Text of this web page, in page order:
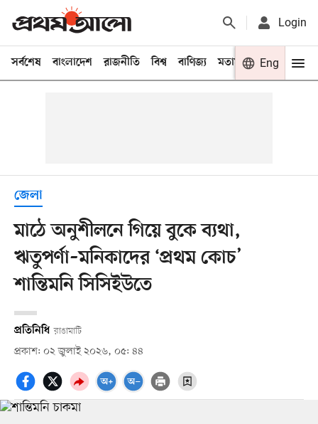
Login
সর্বশেষ বাংলাদেশ রাজনীতি বিশ্ব বাণিজ্য মতামত খেলা
Eng
জেলা
মাঠে অনুশীলনে গিয়ে বুকে ব্যথা,
ঋতুপর্ণা–মনিকাদের ‘প্রথম কোচ’
শান্তিমনি সিসিইউতে
প্রতিনিধি রাঙামাটি
প্রকাশ: ০২ জুলাই ২০২৬, ০৫: ৪৪